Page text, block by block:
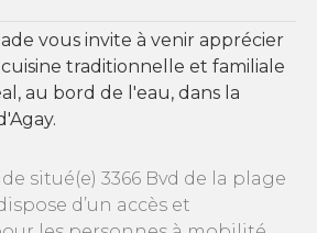
vous invite à venir apprécier
cuisine traditionnelle et familiale
au bord de l'eau, dans la
situé(e) 3366 Bvd de la plage
d’un accès et